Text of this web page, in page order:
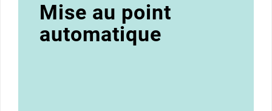
Mise au point
automatique